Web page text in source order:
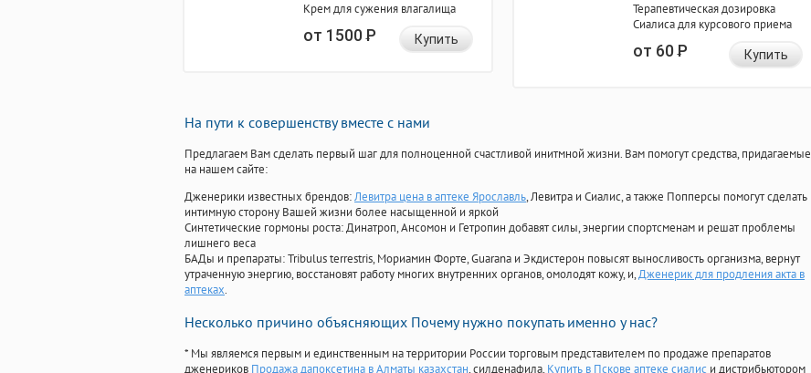
Крем для сужения влагалища
от 1500Р Купить
Терапевтическая дозировка
Сиалиса для курсового приема
от 60Р Купить
На пути к совершенству вместе с нами
Предлагаем Вам сделать первый шаг для полноценной счастливой инитмной жизни. Вам помогут средства, придагаемые
на нашем сайте:
Дженерики известных брендов:Левитра цена в аптеке Ярославль, Левитра и Сиалис, а также Попперсы помогут сделать
интимную сторону Вашей жизни более насыщенной и яркой
Синтетические гормоны роста: Динатроп, Ансомон и Гетропин добавят силы, энергии спортсменам и решат проблемы
лишнего веса
БАДы и препараты:Tribulus terrestris, Мориамин Форте, Guarana и Экдистерон повысят выносливость организма, вернут
утраченную энергию, восстановят работу многих внутренних органов, омолодят кожу, и,Дженерик для продления акта в
аптеках.
Несколько причино объясняющих Почему нужно покупать именно у нас?
* Мы являемся первым и единственным на территории России торговым представителем по продаже препаратов
дженериков Продажа дапоксетина в Алматы казахстан, силденафила, Купить в Пскове аптеке сиалис и дистрибьютором